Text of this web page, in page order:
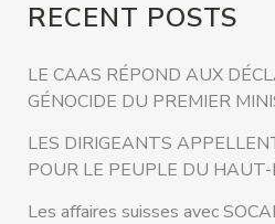
RECENT POSTS
LE CAAS RÉPOND AUX
GÉNOCIDE DU PREMIER
LES DIRIGEANTS
POUR LE PEUPLE DU
Les affaires suisses avec